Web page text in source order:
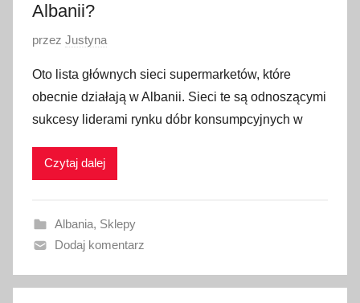
Albanii?
O
u
b
l
i
a
n
2
przez Justyna
Oto lista głównych sieci supermarketów, które
obecnie działają w Albanii. Sieci te są odnoszącymi
sukcesy liderami rynku dóbr konsumpcyjnych w
Czytaj dalej
Albania, Sklepy
Dodaj komentarz